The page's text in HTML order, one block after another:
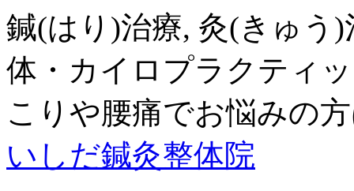
鍼(はり)治療, 灸(きゅう
体・カイロプラクティ
こりや腰痛でお悩みの
いしだ鍼灸整体院